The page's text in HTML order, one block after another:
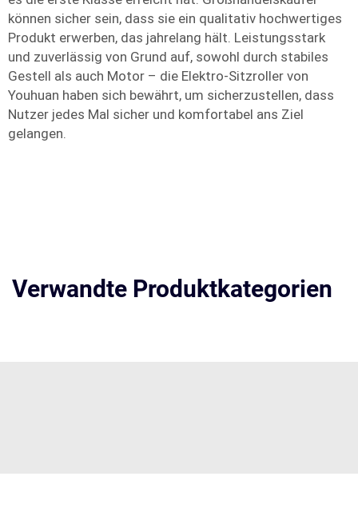
können sicher sein, dass sie ein qualitativ hochwertiges
Produkt erwerben, das jahrelang hält. Leistungsstark
und zuverlässig von Grund auf, sowohl durch stabiles
Gestell als auch Motor – die Elektro-Sitzroller von
Youhuan haben sich bewährt, um sicherzustellen, dass
Nutzer jedes Mal sicher und komfortabel ans Ziel
gelangen.
Verwandte Produktkategorien